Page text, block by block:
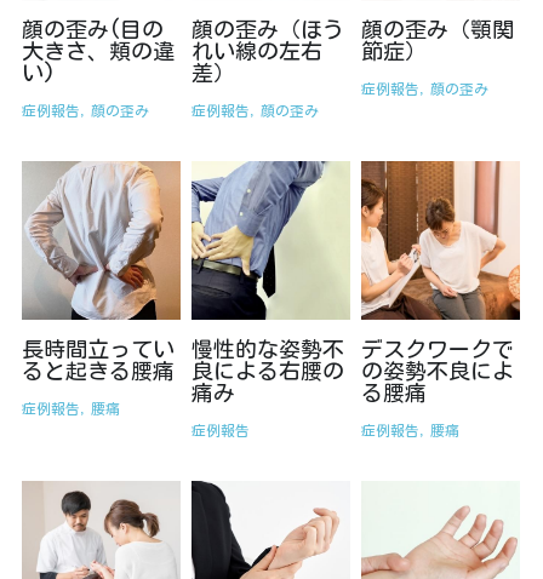
顔の歪み(目の
大きさ、頬の違
い)
症例報告, 顔の歪み
顔の歪み（ほう
れい線の左右
差）
症例報告, 顔の歪み
顔の歪み（顎関
節症）
症例報告, 顔の歪み
長時間立ってい
ると起きる腰痛
症例報告, 腰痛
慢性的な姿勢不
良による右腰の
痛み
症例報告
デスクワークで
の姿勢不良によ
る腰痛
症例報告, 腰痛